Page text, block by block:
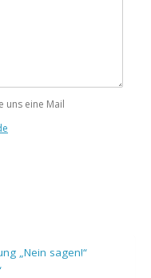
uns eine Mail
„Nein sagen!“